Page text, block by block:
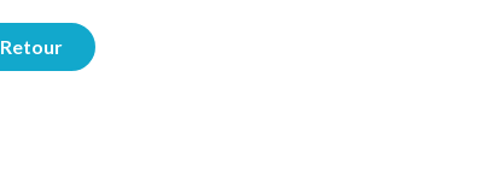
Retour